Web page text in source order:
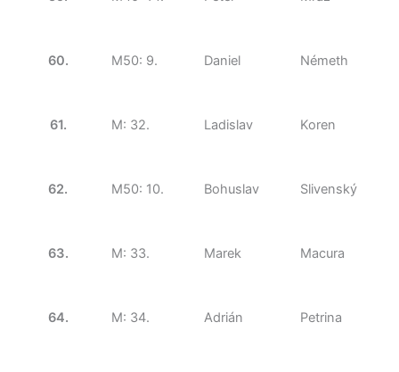
60. M50: 9. Daniel Németh
61. M: 32. Ladislav Koren
62. M50: 10. Bohuslav Slivenský
63. M: 33. Marek Macura
64. M: 34. Adrián Petrina